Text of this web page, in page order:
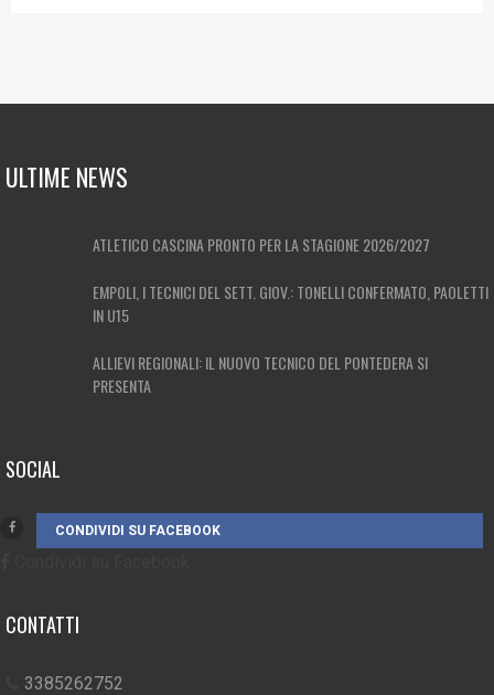
ULTIME NEWS
ATLETICO CASCINA PRONTO PER LA STAGIONE 2026/2027
EMPOLI, I TECNICI DEL SETT. GIOV.: TONELLI CONFERMATO, PAOLETTI
IN U15
ALLIEVI REGIONALI: IL NUOVO TECNICO DEL PONTEDERA SI
PRESENTA
SOCIAL
CONDIVIDI SU FACEBOOK
CONTATTI
3385262752